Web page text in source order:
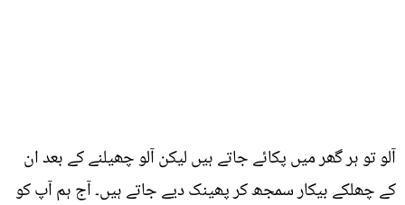
آلو تو ہر گھر میں پکائے جاتے ہیں لیکن آلو چھیلنے کے بعد ان
کے چھلکے بیکار سمجھ کر پھینک دیے جاتے ہیں۔ آج ہم آپ کو